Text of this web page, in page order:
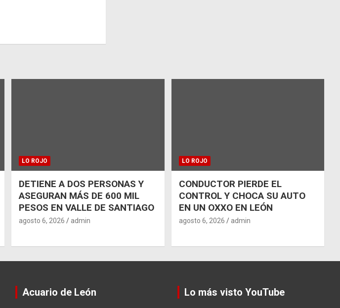
LO ROJO
DETIENE A DOS PERSONAS Y
ASEGURAN MÁS DE 600 MIL
PESOS EN VALLE DE SANTIAGO
agosto 6, 2026 admin
LO ROJO
CONDUCTOR PIERDE EL
CONTROL Y CHOCA SU AUTO
EN UN OXXO EN LEÓN
agosto 6, 2026 admin
Acuario de León Lo más visto YouTube